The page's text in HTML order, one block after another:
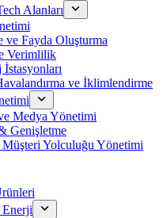
Alanları
Fayda Oluşturma
Verimlilik
ve İklimlendirme
Medya Yönetimi
Genişletme
Yolculuğu Yönetimi